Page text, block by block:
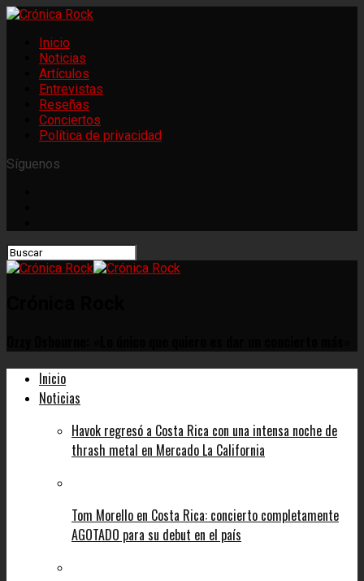
Inicio
Noticias
Artículos
Entrevistas
Reseñas
Conciertos
Política de privacidad
Síguenos
Inicio
Noticias
Havok regresó a Costa Rica con una intensa noche de
thrash metal en Mercado La California
Tom Morello en Costa Rica: concierto completamente
AGOTADO para su debut en el país